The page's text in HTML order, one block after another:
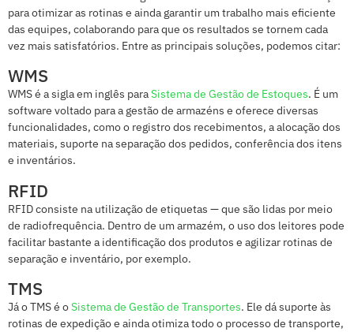
para otimizar as rotinas e ainda garantir um trabalho mais eficiente
das equipes, colaborando para que os resultados se tornem cada
vez mais satisfatórios. Entre as principais soluções, podemos citar:
WMS
WMS é a sigla em inglês paraSistema de Gestão de Estoques. É um
software voltado para a gestão de armazéns e oferece diversas
funcionalidades, como o registro dos recebimentos, a alocação dos
materiais, suporte na separação dos pedidos, conferência dos itens
e inventários.
RFID
RFID consiste na utilização de etiquetas — que são lidas por meio
de radiofrequência. Dentro de um armazém, o uso dos leitores pode
facilitar bastante a identificação dos produtos e agilizar rotinas de
separação e inventário, por exemplo.
TMS
Já o TMS é oSistema de Gestão de Transportes. Ele dá suporte às
rotinas de expedição e ainda otimiza todo o processo de transporte,